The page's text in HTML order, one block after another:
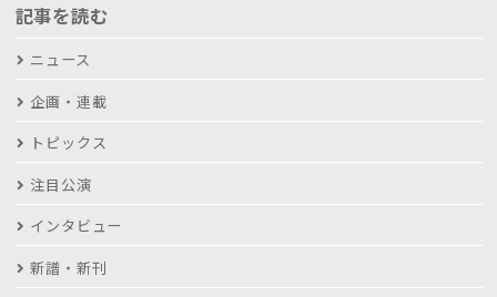
記事を読む
ニュース
企画・連載
トピックス
注目公演
インタビュー
新譜・新刊